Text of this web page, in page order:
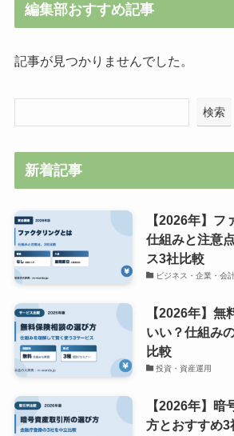
編集部おすすめ記事
記事が見つかりませんでした。
検索
新着記事
【2026年】フ
仕組みと注意
ス3社比較
ビジネス・企業・会
【2026年】無
いい？仕組み
比較
投資・資産運用
【2026年】暗
方とおすすめ